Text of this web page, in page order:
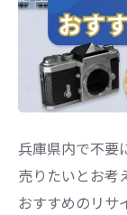
兵庫県内で不要
売りたいとお考
おすすめのリサ